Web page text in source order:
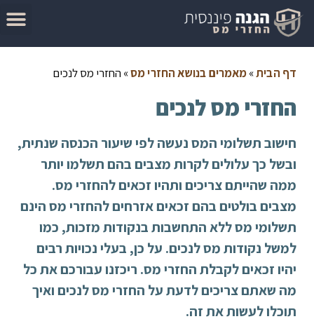
דף הבית»מאמרים בנושא החזרי מס» החזרי מס לנכים
החזרי מס לנכים
חישוב תשלומי המס נעשה לפי שיעור הכנסה שנתית,
ובשל כך עלולים לקרות מצבים בהם תשלמו יותר
ממה שהייתם צריכים ותהיו זכאים להחזרי מס.
מצבים בולטים בהם זכאים אזרחים להחזרי מס הינם
תשלומי מס ללא התחשבות בנקודות מזכות, כמו
למשל נקודות מס לנכים. על כן, בעלי נכויות רבים
יהיו זכאים לקבלת החזרי מס. ריכזנו עבורכם את כל
מה שאתם צריכים לדעת על החזרי מס לנכים ואיך
תוכלו לעשות את זה.